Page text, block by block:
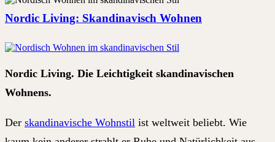
Nordic Living: Skandinavisch Wohnen
Nordic Living. Die Leichtigkeit skandinavischen
Wohnens.
Der skandinavische Wohnstil ist weltweit beliebt. Wie